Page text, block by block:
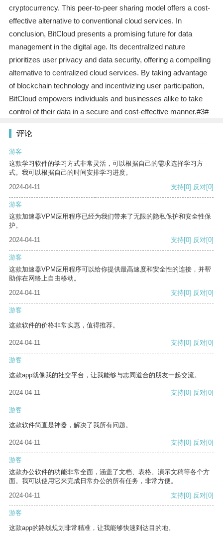
cryptocurrency. This peer-to-peer sharing model offers a cost-
effective alternative to conventional cloud services. In
conclusion, BitCloud presents a promising future for data
management in the digital age. Its decentralized nature
prioritizes user privacy and data security, offering a compelling
alternative to centralized cloud services. By taking advantage
of blockchain technology and incentivizing user participation,
BitCloud empowers individuals and businesses alike to take
control of their data in a secure and cost-effective manner.#3#
评论
游客
这款学习软件的学习方式非常灵活，可以根据自己的需求选择学习方
式。我可以根据自己的时间安排学习进度。
2024-04-11
支持[0] 反对[0]
游客
这款加速器VPM应用程序已经为我们带来了无限的隐私保护和安全性保
护。
2024-04-11
支持[0] 反对[0]
游客
这款加速器VPM应用程序可以给你提供最高速度和安全性的连接，并帮
助你在网络上自由移动。
2024-04-11
支持[0] 反对[0]
游客
这款软件的价格非常实惠，值得推荐。
2024-04-11 支持[0] 反对[0]
游客
这款app就像我的社交平台，让我能够与志同道合的朋友一起交流。
2024-04-11 支持[0] 反对[0]
游客
这款软件简直是神器，解决了我所有问题。
2024-04-11 支持[0] 反对[0]
游客
这款办公软件的功能非常全面，涵盖了文档、表格、演示文稿等各个方
面。我可以使用它来完成日常办公的所有任务，非常方便。
2024-04-11
支持[0] 反对[0]
游客
这款app的路线规划非常精准，让我能够快速到达目的地。